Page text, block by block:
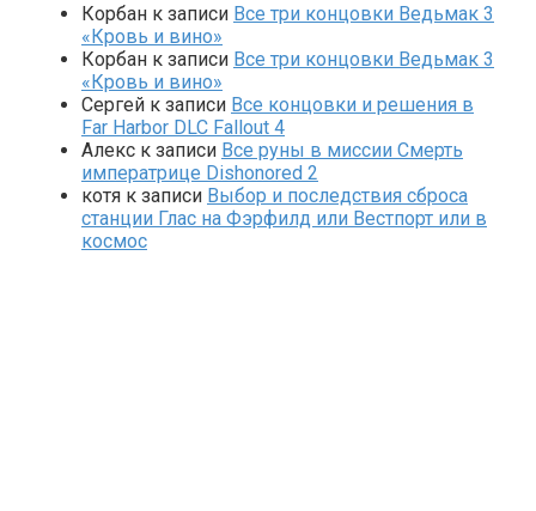
Корбан к записи Все три концовки Ведьмак 3
«Кровь и вино»
Корбан к записи Все три концовки Ведьмак 3
«Кровь и вино»
Сергей к записи Все концовки и решения в
Far Harbor DLC Fallout 4
Алекс к записи Все руны в миссии Смерть
императрице Dishonored 2
котя к записи Выбор и последствия сброса
станции Глас на Фэрфилд или Вестпорт или в
космос